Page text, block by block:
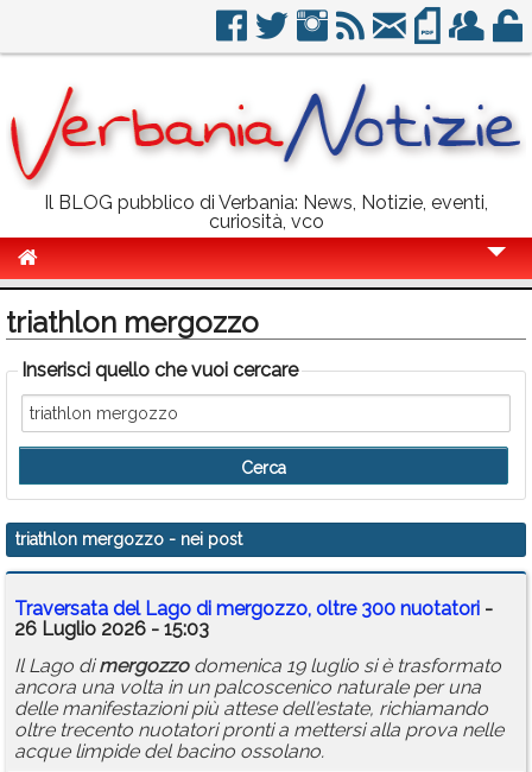
Il BLOG pubblico di Verbania: News, Notizie, eventi,
curiosità, vco
Politica
Sport
Eventi
Info Utili
Rubriche
Calendario
Annunci
triathlon mergozzo
Inserisci quello che vuoi cercare
triathlon mergozzo - nei post
Traversata del Lago di mergozzo, oltre 300 nuotatori -
26 Luglio 2026 - 15:03
Il Lago dimergozzodomenica 19 luglio si è trasformato
ancora una volta in un palcoscenico naturale per una
delle manifestazioni più attese dell'estate, richiamando
oltre trecento nuotatori pronti a mettersi alla prova nelle
acque limpide del bacino ossolano.